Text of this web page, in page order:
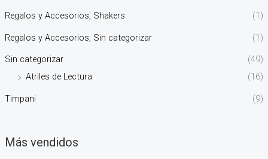
Regalos y Accesorios, Shakers (1)
Regalos y Accesorios, Sin categorizar (1)
Sin categorizar
(49)
Atriles de Lectura
(16)
Timpani (9)
Más vendidos